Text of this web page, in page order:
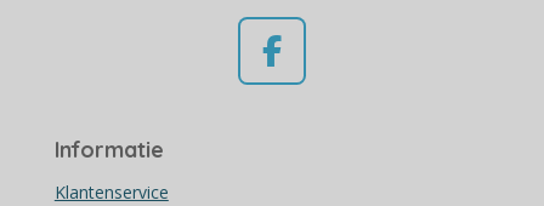
F
Informatie
Klantenservice